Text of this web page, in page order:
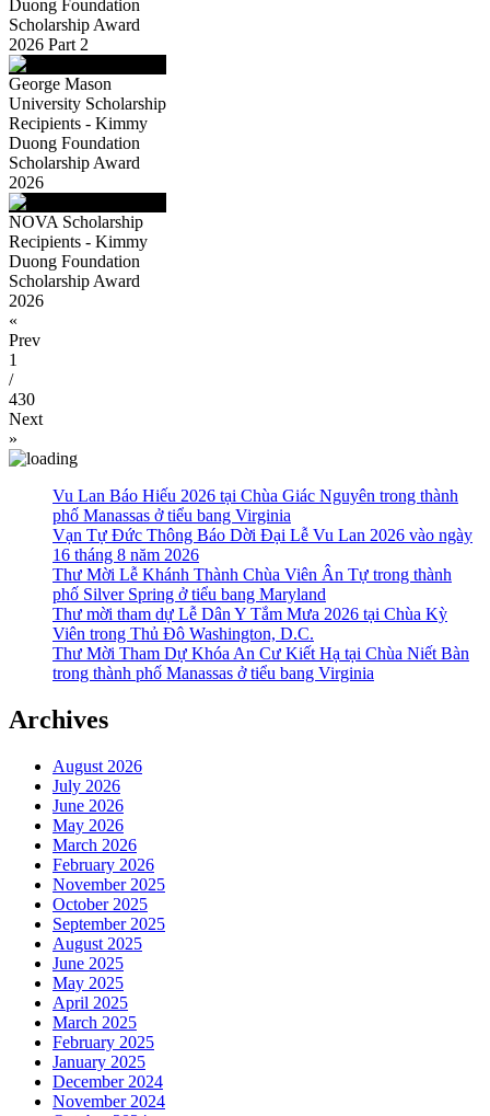
Duong Foundation
Scholarship Award
2026 Part 2
George Mason
University Scholarship
Recipients - Kimmy
Duong Foundation
Scholarship Award
2026
NOVA Scholarship
Recipients - Kimmy
Duong Foundation
Scholarship Award
2026
«
Prev
1
/
430
Next
»
Vu Lan Báo Hiếu 2026 tại Chùa Giác Nguyên trong thành
phố Manassas ở tiểu bang Virginia
Vạn Tự Đức Thông Báo Dời Đại Lễ Vu Lan 2026 vào ngày
16 tháng 8 năm 2026
Thư Mời Lễ Khánh Thành Chùa Viên Ân Tự trong thành
phố Silver Spring ở tiểu bang Maryland
Thư mời tham dự Lễ Dân Y Tắm Mưa 2026 tại Chùa Kỳ
Viên trong Thủ Đô Washington, D.C.
Thư Mời Tham Dự Khóa An Cư Kiết Hạ tại Chùa Niết Bàn
trong thành phố Manassas ở tiểu bang Virginia
Archives
August 2026
July 2026
June 2026
May 2026
March 2026
February 2026
November 2025
October 2025
September 2025
August 2025
June 2025
May 2025
April 2025
March 2025
February 2025
January 2025
December 2024
November 2024